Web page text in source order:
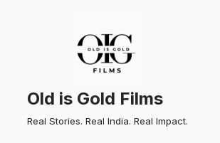
Old is Gold Films
Real Stories. Real India. Real Impact.